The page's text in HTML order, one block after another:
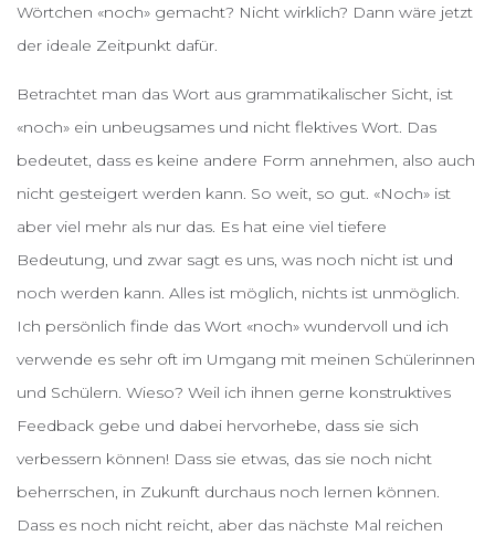
Wörtchen «noch» gemacht? Nicht wirklich? Dann wäre jetzt
der ideale Zeitpunkt dafür.
Betrachtet man das Wort aus grammatikalischer Sicht, ist
«noch» ein unbeugsames und nicht flektives Wort. Das
bedeutet, dass es keine andere Form annehmen, also auch
nicht gesteigert werden kann. So weit, so gut. «Noch» ist
aber viel mehr als nur das. Es hat eine viel tiefere
Bedeutung, und zwar sagt es uns, was noch nicht ist und
noch werden kann. Alles ist möglich, nichts ist unmöglich.
Ich persönlich finde das Wort «noch» wundervoll und ich
verwende es sehr oft im Umgang mit meinen Schülerinnen
und Schülern. Wieso? Weil ich ihnen gerne konstruktives
Feedback gebe und dabei hervorhebe, dass sie sich
verbessern können! Dass sie etwas, das sie noch nicht
beherrschen, in Zukunft durchaus noch lernen können.
Dass es noch nicht reicht, aber das nächste Mal reichen